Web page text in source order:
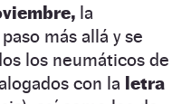
la
más allá y se
los neumáticos de
con la letra